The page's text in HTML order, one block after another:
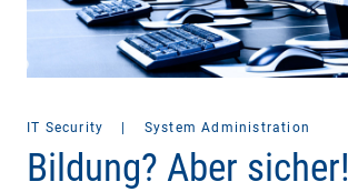
IT Security | System Administration
Bildung? Aber sicher!